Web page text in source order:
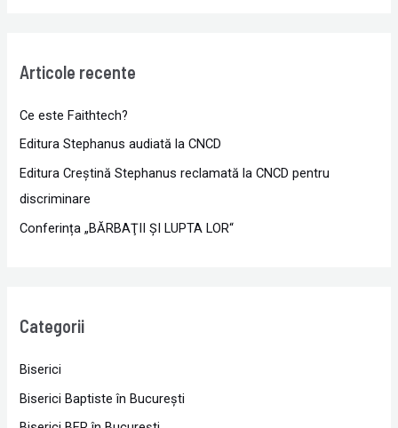
Articole recente
Ce este Faithtech?
Editura Stephanus audiată la CNCD
Editura Creștină Stephanus reclamată la CNCD pentru
discriminare
Conferința „BĂRBAŢII ŞI LUPTA LOR“
Categorii
Biserici
Biserici Baptiste în Bucureşti